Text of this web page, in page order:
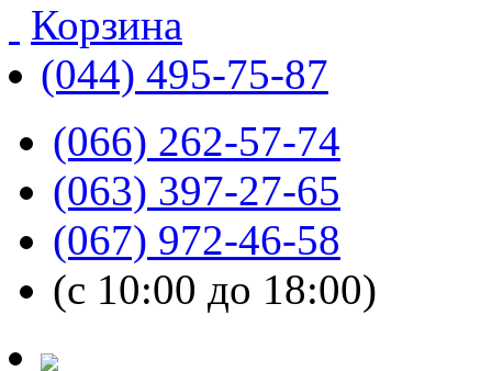
Корзина
(044) 495-75-87
(066) 262-57-74
(063) 397-27-65
(067) 972-46-58
(с 10:00 до 18:00)